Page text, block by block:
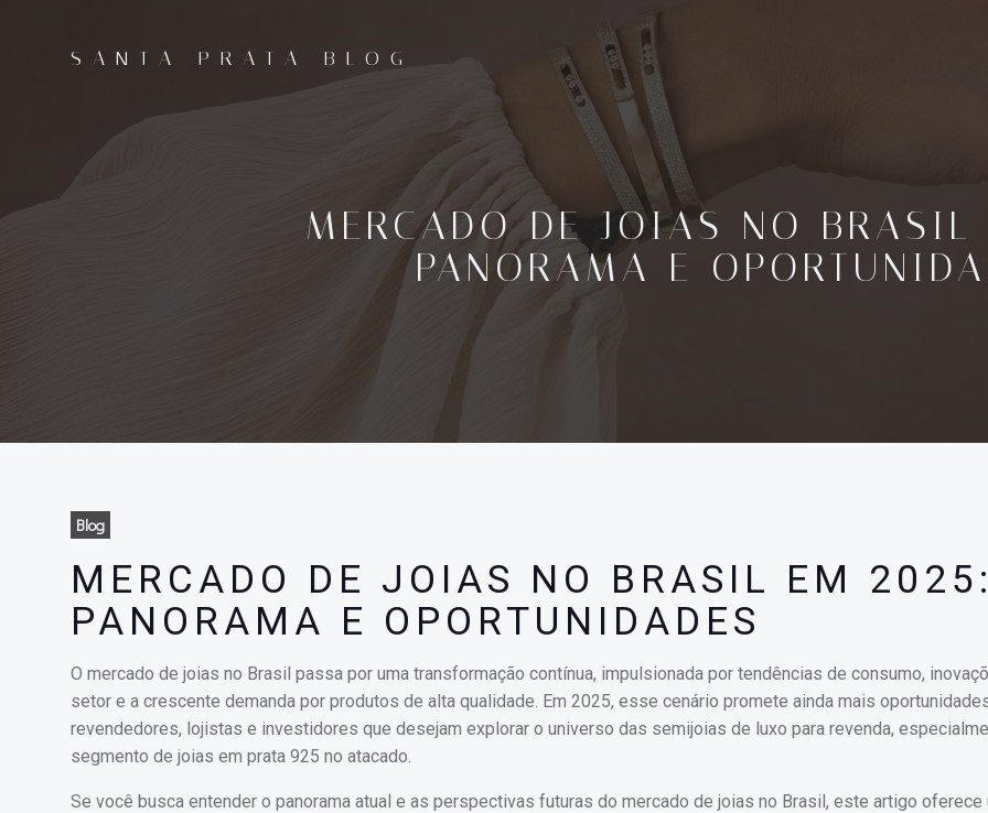
SANTA PRATA BLOG
MERCADO DE JOIAS NO
PANORAMA E
Blog
MERCADO DE JOIAS NO BRASIL EM
PANORAMA E OPORTUNIDADES
O mercado de joias no Brasil passa por uma transformação contínua, impulsionada por tendências de consumo,
setor e a crescente demanda por produtos de alta qualidade. Em 2025, esse cenário promete ainda mais
revendedores, lojistas e investidores que desejam explorar o universo das semijoias de luxo para revenda,
segmento de joias em prata 925 no atacado.
Se você busca entender o panorama atual e as perspectivas futuras do mercado de joias no Brasil, este artigo oferece